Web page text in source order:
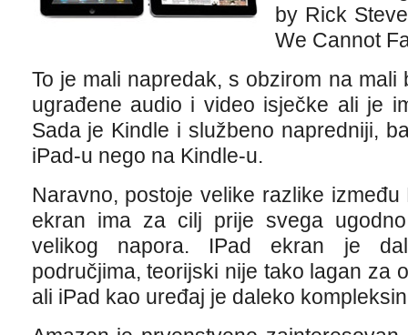
by Rick
We Cannot
To je mali napredak, s obzirom na
ugrađene audio i video isječke ali je
Sada je Kindle i službeno napredniji,
iPad-u nego na Kindle-u.
Naravno, postoje velike razlike
ekran ima za cilj prije svega
velikog napora. IPad ekran je
područjima, teorijski nije tako lagan za
ali iPad kao uređaj je daleko